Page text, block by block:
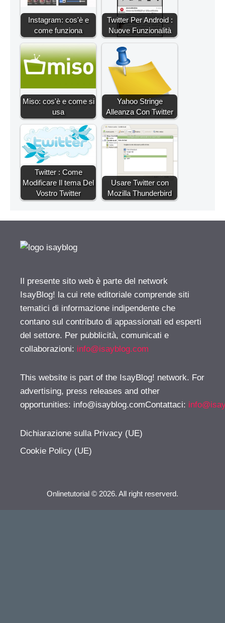
Instagram: cos'è e
come funziona
Twitter Per Android :
Nuove Funzionalità
Miso: cos'è e come si
usa
Yahoo Stringe
Alleanza Con Twitter
Twitter : Come
Modificare Il tema Del
Vostro Twitter
Usare Twitter con
Mozilla Thunderbird
Il presente sito web è parte del network
IsayBlog! la cui rete editoriale comprende siti
tematici di informazione indipendente che
contano sul contributo di appassionati ed esperti
del settore. Per pubblicità, comunicati e
collaborazioni: info@isayblog.com
This website is part of the IsayBlog! network. For
advertising, press releases and other
opportunities: info@isayblog.comContattaci:
Dichiarazione sulla Privacy (UE)
Cookie Policy (UE)
Onlinetutorial © 2026. All right reserverd.